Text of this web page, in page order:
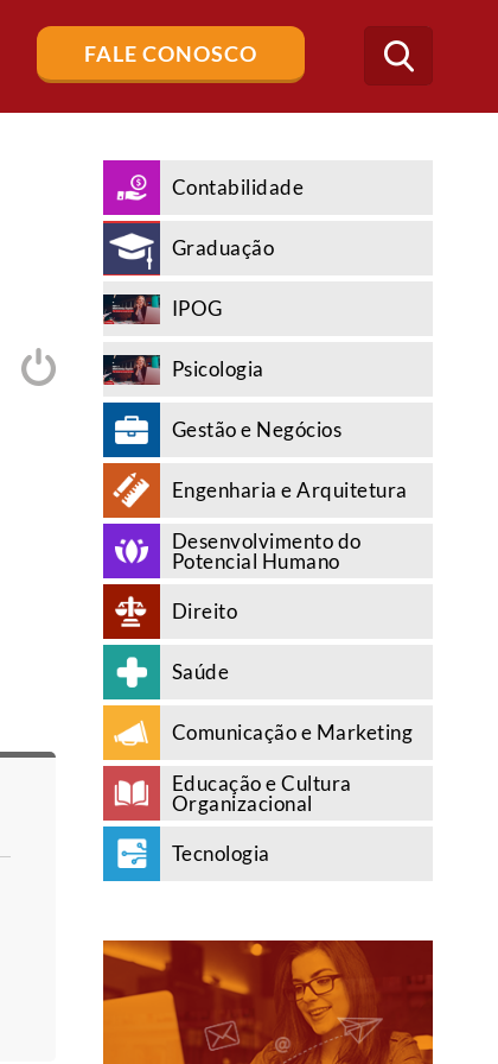
FALE CONOSCO
Buscar
no
blog
Contabilidade
Graduação
IPOG
Psicologia
Gestão e Negócios
Engenharia e Arquitetura
Desenvolvimento do
Potencial Humano
Direito
Saúde
Comunicação e Marketing
Educação e Cultura
Organizacional
Tecnologia